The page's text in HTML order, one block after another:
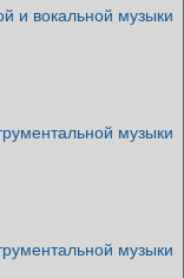
и вокальной музыки
музыки
музыки